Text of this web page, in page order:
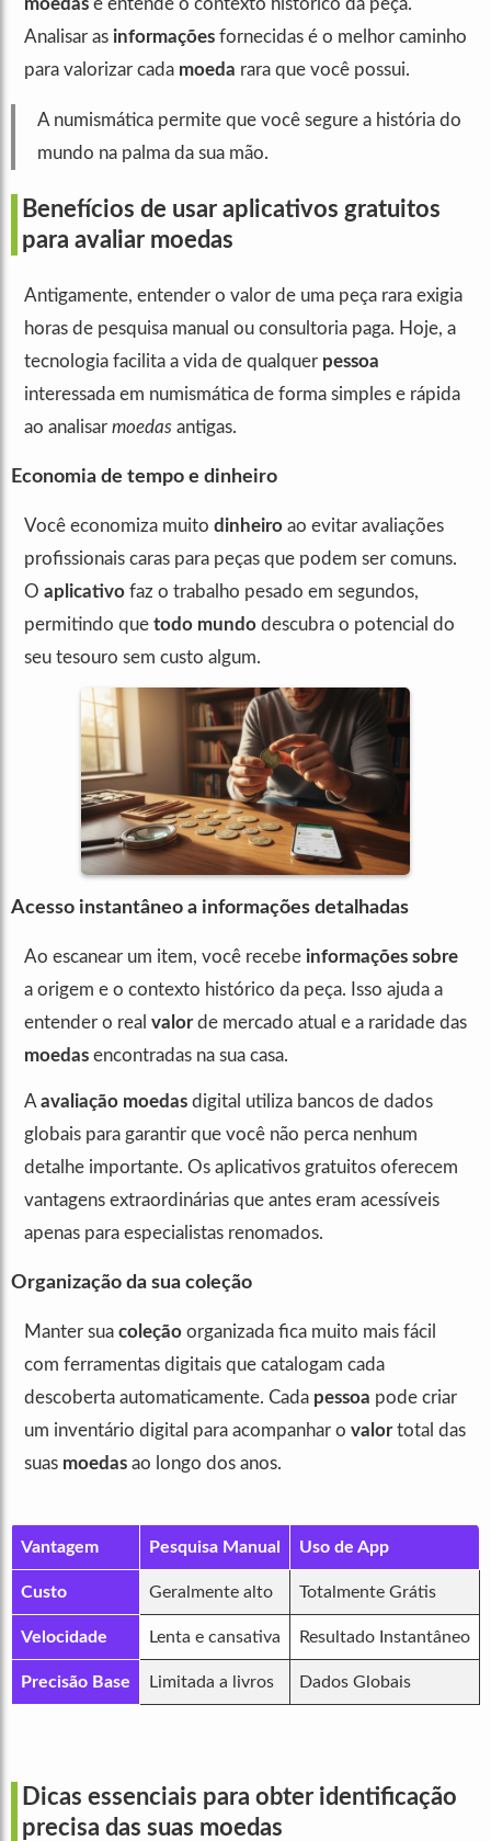
moedas e entende o contexto histórico da peça.
Analisar as informações fornecidas é o melhor caminho
para valorizar cada moeda rara que você possui.
A numismática permite que você segure a história do
mundo na palma da sua mão.
Benefícios de usar aplicativos gratuitos
para avaliar moedas
Antigamente, entender o valor de uma peça rara exigia
horas de pesquisa manual ou consultoria paga. Hoje, a
tecnologia facilita a vida de qualquer pessoa
interessada em numismática de forma simples e rápida
ao analisar moedas antigas.
Economia de tempo e dinheiro
Você economiza muito dinheiro ao evitar avaliações
profissionais caras para peças que podem ser comuns.
O aplicativo faz o trabalho pesado em segundos,
permitindo que todo mundo descubra o potencial do
seu tesouro sem custo algum.
Acesso instantâneo a informações detalhadas
Ao escanear um item, você recebe informações sobre
a origem e o contexto histórico da peça. Isso ajuda a
entender o real valorde mercado atual e a raridade das
moedas encontradas na sua casa.
A avaliação moedas digital utiliza bancos de dados
globais para garantir que você não perca nenhum
detalhe importante. Os aplicativos gratuitos oferecem
vantagens extraordinárias que antes eram acessíveis
apenas para especialistas renomados.
Organização da sua coleção
Manter sua coleção organizada fica muito mais fácil
com ferramentas digitais que catalogam cada
descoberta automaticamente. Cada pessoa pode criar
um inventário digital para acompanhar o valortotal das
suas moedas ao longo dos anos.
Vantagem Pesquisa Manual Uso de App
Custo Geralmente alto Totalmente Grátis
Velocidade Lenta e cansativa Resultado Instantâneo
Precisão Base Limitada a livros Dados Globais
Dicas essenciais para obter identificação
precisa das suas moedas